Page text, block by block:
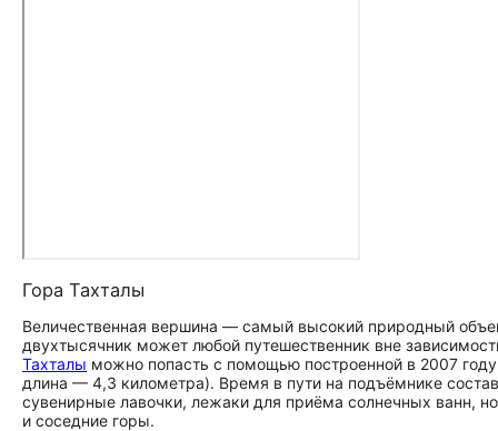
Гора Тахталы
Величественная вершина — самый высокий природный
двухтысячник может любой путешественник вне
Тахталы можно попасть с помощью построенной в 2007
длина — 4,3 километра). Время в пути на подъёмнике
сувенирные лавочки, лежаки для приёма солнечных ванн,
и соседние горы.